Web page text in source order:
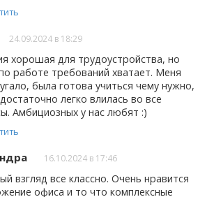
24.09.2024 в 18:29
хорошая для трудоустройства, но
работе требований хватает. Меня
была готова учиться чему нужно,
легко влилась во все
Амбициозных у нас любят :)
16.10.2024 в 17:46
взгляд все классно. Очень нравится
офиса и то что комплексные